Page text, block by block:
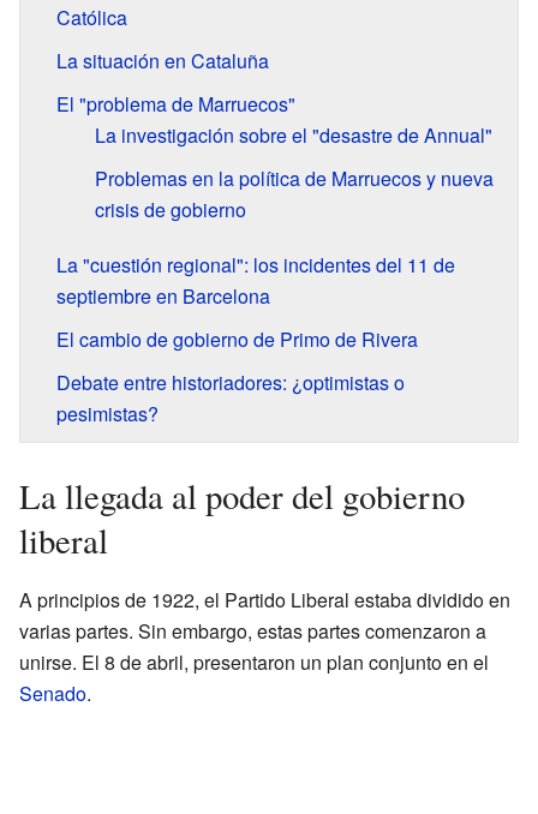
Católica
La situación en Cataluña
El "problema de Marruecos"
La investigación sobre el "desastre de Annual"
Problemas en la política de Marruecos y nueva
crisis de gobierno
La "cuestión regional": los incidentes del 11 de
septiembre en Barcelona
El cambio de gobierno de Primo de Rivera
Debate entre historiadores: ¿optimistas o
pesimistas?
La llegada al poder del gobierno
liberal
A principios de 1922, el Partido Liberal estaba dividido en
varias partes. Sin embargo, estas partes comenzaron a
unirse. El 8 de abril, presentaron un plan conjunto en el
Senado.